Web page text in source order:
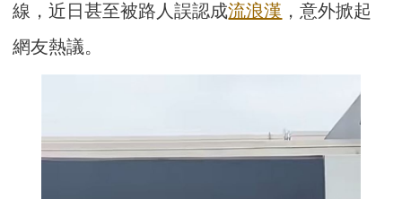
線，近日甚至被路人誤認成流浪漢 ，意外掀起
網友熱議。